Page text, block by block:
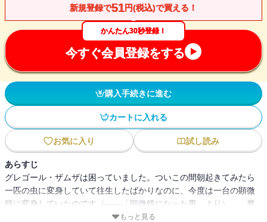
新規登録で51円(税込)で買える！
かんたん30秒登録！
今すぐ会員登録をする
購入手続きに進む
カートに入れる
お気に入り 試し読み
あらすじ
グレゴール・ザムザは困っていました。ついこの間朝起きてみたら
一匹の虫に変身していて往生したばかりなのに、今度は一台の顕微
鏡に変身していたのです（――「顕微鏡になった男」より）。 魔
法使いが売った呪文に始まり、神様の悩みや同情するロボットま
もっと見る